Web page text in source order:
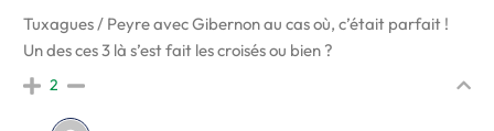
Tuxagues / Peyre avec Gibernon au cas où, c’était parfait !
Un des ces 3 là s’est fait les croisés ou bien ?
2